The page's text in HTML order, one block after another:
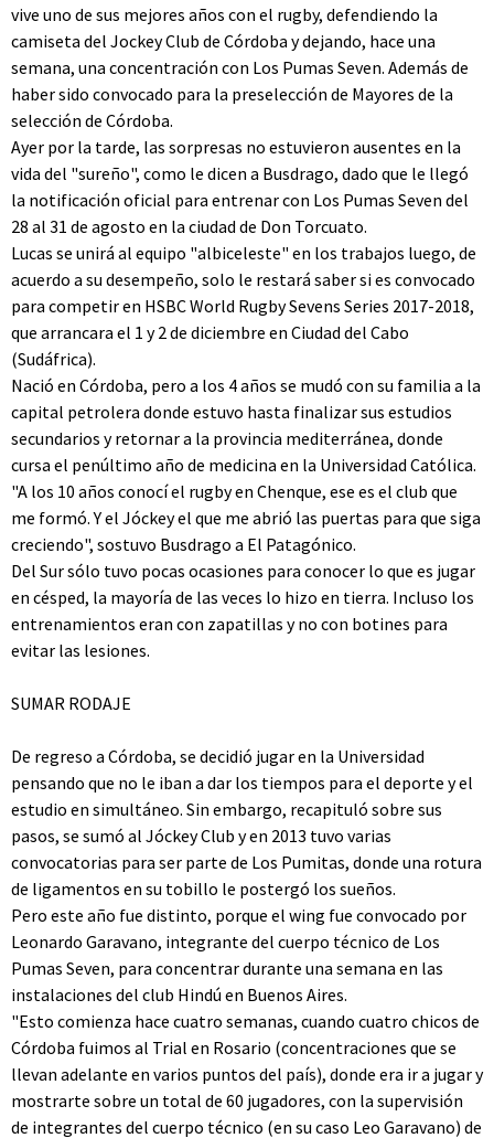
vive uno de sus mejores años con el rugby, defendiendo la
camiseta del Jockey Club de Córdoba y dejando, hace una
semana, una concentración con Los Pumas Seven. Además de
haber sido convocado para la preselección de Mayores de la
selección de Córdoba.
Ayer por la tarde, las sorpresas no estuvieron ausentes en la
vida del "sureño", como le dicen a Busdrago, dado que le llegó
la notificación oficial para entrenar con Los Pumas Seven del
28 al 31 de agosto en la ciudad de Don Torcuato.
Lucas se unirá al equipo "albiceleste" en los trabajos luego, de
acuerdo a su desempeño, solo le restará saber si es convocado
para competir en HSBC World Rugby Sevens Series 2017-2018,
que arrancara el 1 y 2 de diciembre en Ciudad del Cabo
(Sudáfrica).
Nació en Córdoba, pero a los 4 años se mudó con su familia a la
capital petrolera donde estuvo hasta finalizar sus estudios
secundarios y retornar a la provincia mediterránea, donde
cursa el penúltimo año de medicina en la Universidad Católica.
"A los 10 años conocí el rugby en Chenque, ese es el club que
me formó. Y el Jóckey el que me abrió las puertas para que siga
creciendo", sostuvo Busdrago a El Patagónico.
Del Sur sólo tuvo pocas ocasiones para conocer lo que es jugar
en césped, la mayoría de las veces lo hizo en tierra. Incluso los
entrenamientos eran con zapatillas y no con botines para
evitar las lesiones.
SUMAR RODAJE
De regreso a Córdoba, se decidió jugar en la Universidad
pensando que no le iban a dar los tiempos para el deporte y el
estudio en simultáneo. Sin embargo, recapituló sobre sus
pasos, se sumó al Jóckey Club y en 2013 tuvo varias
convocatorias para ser parte de Los Pumitas, donde una rotura
de ligamentos en su tobillo le postergó los sueños.
Pero este año fue distinto, porque el wing fue convocado por
Leonardo Garavano, integrante del cuerpo técnico de Los
Pumas Seven, para concentrar durante una semana en las
instalaciones del club Hindú en Buenos Aires.
"Esto comienza hace cuatro semanas, cuando cuatro chicos de
Córdoba fuimos al Trial en Rosario (concentraciones que se
llevan adelante en varios puntos del país), donde era ir a jugar y
mostrarte sobre un total de 60 jugadores, con la supervisión
de integrantes del cuerpo técnico (en su caso Leo Garavano) de